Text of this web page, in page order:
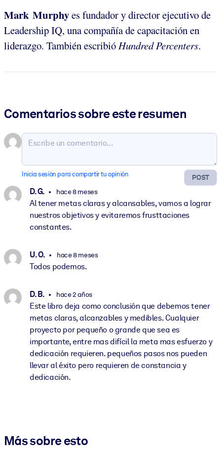
Mark Murphyes fundador y director ejecutivo de
Leadership IQ, una compañía de capacitación en
liderazgo. También escribióHundred Percenters.
Comentarios sobre este resumen
POST
Inicia sesión para compartir tu opinión
D. G. hace 8 meses
Al tener metas claras y alcansables, vamos a lograr
nuestros objetivos y evitaremos frusttaciones
constantes.
U. O. hace 8 meses
Todos podemos.
D. B. hace 2 años
Este libro deja como conclusión que debemos tener
metas claras, alcanzables y medibles. Cualquier
proyecto por pequeño o grande que sea es
importante, entre mas difícil la meta mas esfuerzo y
dedicación requieren. pequeños pasos nos pueden
llevar al éxito pero requieren de constancia y
dedicación.
Más sobre esto